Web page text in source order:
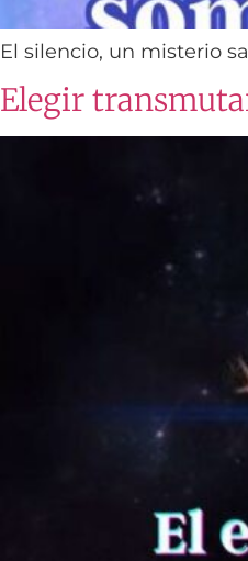
El silencio, un misterio
Elegir